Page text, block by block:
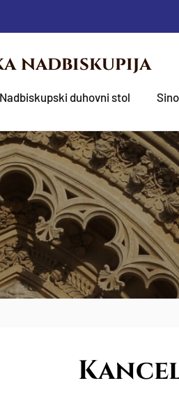
nadbiskupija
Nadbiskupski duhovni stol